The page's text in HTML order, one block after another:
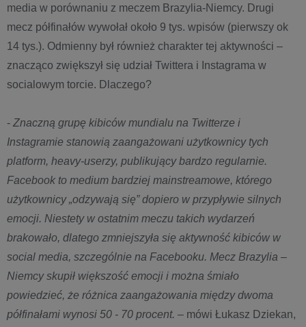
media w porównaniu z meczem Brazylia-Niemcy. Drugi
mecz półfinałów wywołał około 9 tys. wpisów (pierwszy ok
14 tys.). Odmienny był również charakter tej aktywności –
znacząco zwiększył się udział Twittera i Instagrama w
socialowym torcie. Dlaczego?
- Znaczną grupę kibiców mundialu na Twitterze i
Instagramie stanowią zaangażowani użytkownicy tych
platform, heavy-userzy, publikujący bardzo regularnie.
Facebook to medium bardziej mainstreamowe, którego
użytkownicy „odzywają się” dopiero w przypływie silnych
emocji. Niestety w ostatnim meczu takich wydarzeń
brakowało, dlatego zmniejszyła się aktywność kibiców w
social media, szczególnie na Facebooku. Mecz Brazylia –
Niemcy skupił większość emocji i można śmiało
powiedzieć, że różnica zaangażowania między dwoma
półfinałami wynosi 50 - 70 procent. – mówi Łukasz Dziekan,